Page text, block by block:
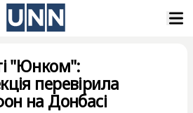
"Юнком":
перевірила
на Донбасі